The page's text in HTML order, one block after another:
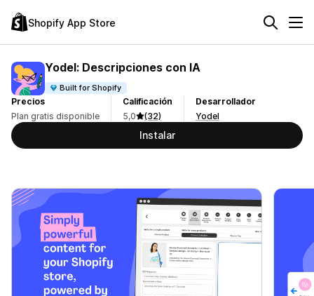
Shopify App Store
Yodel: Descripciones con IA
Built for Shopify
Precios
Plan gratis disponible
Calificación
5,0
(32)
Desarrollador
Yodel
Instalar